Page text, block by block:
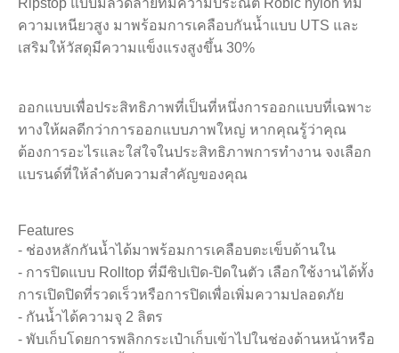
Ripstop แบบมีลวดลายที่มีความประณีต Robic nylon ที่มี
ความเหนียวสูง มาพร้อมการเคลือบกันน้ำแบบ UTS และ
เสริมให้วัสดุมีความแข็งแรงสูงขึ้น 30%
ออกแบบเพื่อประสิทธิภาพที่เป็นที่หนึ่งการออกแบบที่เฉพาะ
ทางให้ผลดีกว่าการออกแบบภาพใหญ่ หากคุณรู้ว่าคุณ
ต้องการอะไรและใส่ใจในประสิทธิภาพการทำงาน จงเลือก
แบรนด์ที่ให้ลำดับความสำคัญของคุณ
Features
- ช่องหลักกันน้ำได้มาพร้อมการเคลือบตะเข็บด้านใน
- การปิดแบบ Rolltop ที่มีซิปเปิด-ปิดในตัว เลือกใช้งานได้ทั้ง
การเปิดปิดที่รวดเร็วหรือการปิดเพื่อเพิ่มความปลอดภัย
- กันน้ำได้ความจุ 2 ลิตร
- พับเก็บโดยการพลิกกระเป๋าเก็บเข้าไปในช่องด้านหน้าหรือ